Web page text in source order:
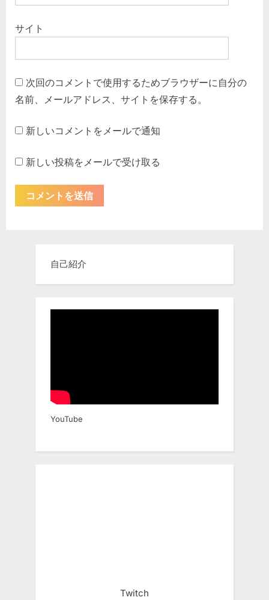
サイト
次回のコメントで使用するためブラウザーに自分の
名前、メールアドレス、サイトを保存する。
新しいコメントをメールで通知
新しい投稿をメールで受け取る
自己紹介
YouTube
Twitch